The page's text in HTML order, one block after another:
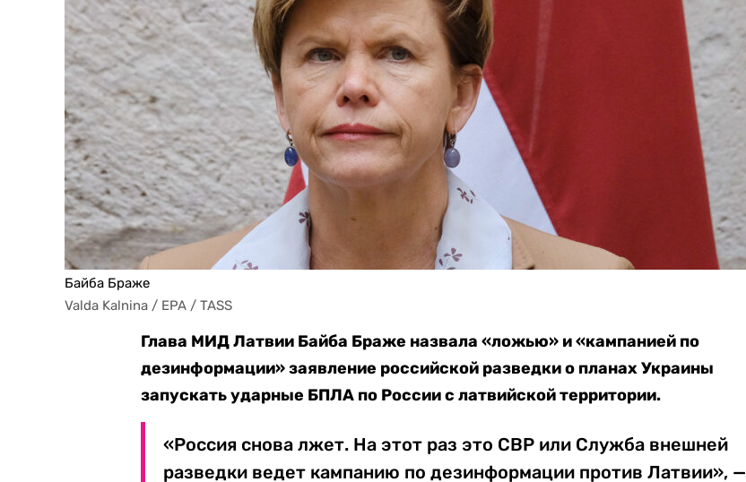
Байба Браже
Valda Kalnina / EPA / TASS
Глава МИД Латвии Байба Браже назвала «ложью» и «кампанией по
дезинформации» заявление российской разведки о планах Украины
запускать ударные БПЛА по России с латвийской территории.
«Россия снова лжет. На этот раз это СВР или Служба внешней
разведки ведет кампанию по дезинформации против Латвии», —